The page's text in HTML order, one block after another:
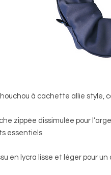
à cachette allie style,
zippée dissimulée pour
essentiels
en lycra lisse et léger pour